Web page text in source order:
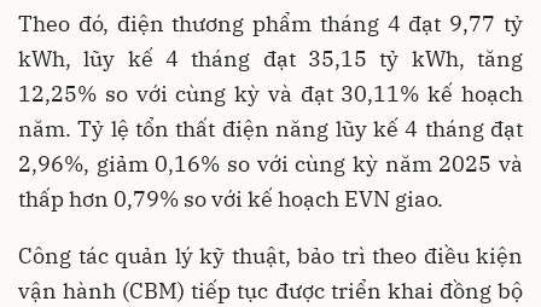
Theo đó, điện thương phẩm tháng 4 đạt 9,77 tỷ
kWh, lũy kế 4 tháng đạt 35,15 tỷ kWh, tăng
12,25% so với cùng kỳ và đạt 30,11% kế hoạch
năm. Tỷ lệ tổn thất điện năng lũy kế 4 tháng đạt
2,96%, giảm 0,16% so với cùng kỳ năm 2025 và
thấp hơn 0,79% so với kế hoạch EVN giao.
Công tác quản lý kỹ thuật, bảo trì theo điều kiện
vận hành (CBM) tiếp tục được triển khai đồng bộ